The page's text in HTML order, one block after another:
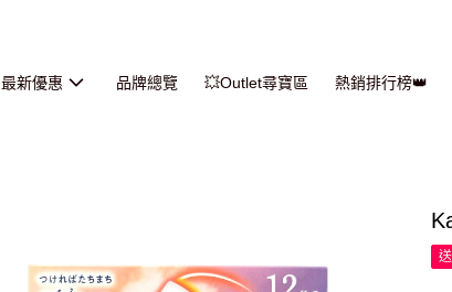
最新優惠 品牌總覽 💥Outlet尋寶區 熱銷排行榜👑